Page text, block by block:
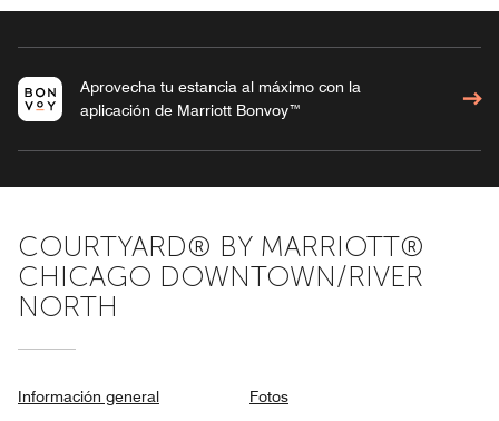
Aprovecha tu estancia al máximo con la
aplicación de Marriott Bonvoy™
COURTYARD® BY MARRIOTT®
CHICAGO DOWNTOWN/RIVER
NORTH
Información general Fotos